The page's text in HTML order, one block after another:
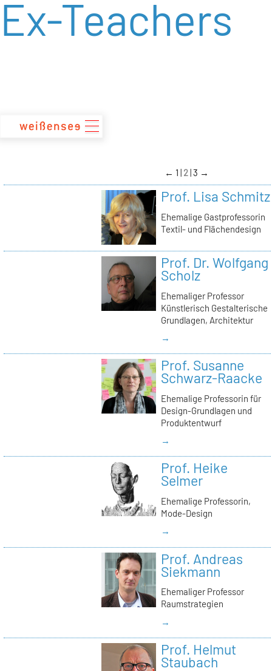
zum
Inhalt
Ex-Teachers
← 1 2 3 →
Prof. Lisa Schmitz
Ehemalige Gastprofessorin
Textil- und Flächendesign
Prof. Dr. Wolfgang
Scholz
Ehemaliger Professor
Künstlerisch Gestalterische
Grundlagen, Architektur
→
Prof. Susanne
Schwarz-Raacke
Ehemalige Professorin für
Design-Grundlagen und
Produktentwurf
→
Prof. Heike
Selmer
Ehemalige Professorin,
Mode-Design
→
Prof. Andreas
Siekmann
Ehemaliger Professor
Raumstrategien
→
Prof. Helmut
Staubach